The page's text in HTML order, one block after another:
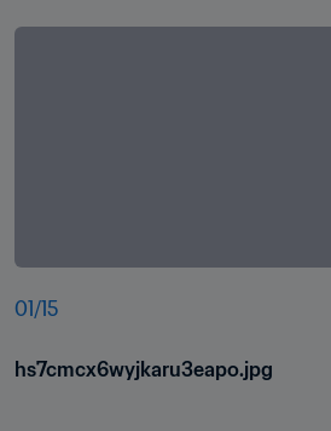
01 /15
hs7cmcx6wyjkaru3eapo.jpg